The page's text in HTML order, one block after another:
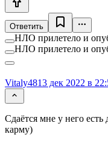
Ответить
НЛО прилетело и
НЛО прилетело и
Vitaly4813 дек 2022 в
Сдаётся мне у него
карму)